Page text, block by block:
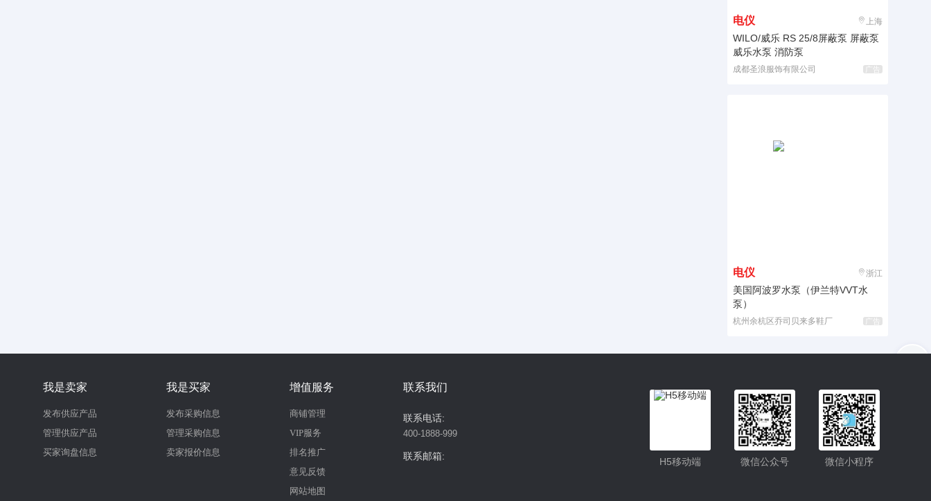
电仪 上海
WILO/威乐 RS 25/8屏蔽泵 屏蔽泵
威乐水泵 消防泵
成都圣浪服饰有限公司 广告
电仪 浙江
美国阿波罗水泵（伊兰特VVT水
泵）
杭州余杭区乔司贝来多鞋厂 广告
我是卖家
发布供应产品
管理供应产品
买家询盘信息
我是买家
发布采购信息
管理采购信息
卖家报价信息
增值服务
商铺管理
VIP服务
排名推广
意见反馈
网站地图
联系我们
联系电话:
400-1888-999
联系邮箱: 微信小程序
微信公众号
H5移动端